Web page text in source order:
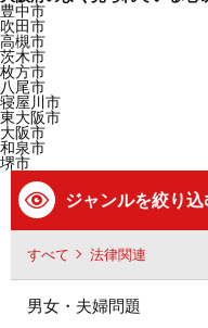
豊中市
吹田市
高槻市
茨木市
枚方市
八尾市
寝屋川市
東大阪市
大阪市
和泉市
堺市
ジャンルを絞り込
すべて 法律関連
男女・夫婦問題